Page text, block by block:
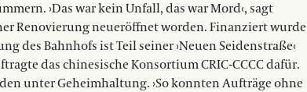
›Das war kein Unfall, das war Mord‹, sagt
Renovierung neueröffnet worden. Finanziert wurde
des Bahnhofs ist Teil seiner ›Neuen Seidenstraße‹
das chinesische Konsortium CRIC-CCCC dafür.
unter Geheimhaltung. ›So konnten Aufträge ohne